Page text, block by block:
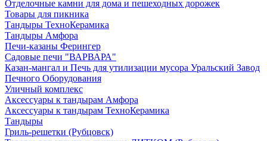
Отделочные камни для дома и пешеходных дорожек
Товары для пикника
Тандыры ТехноКерамика
Тандыры Амфора
Печи-казаны Ферингер
Садовые печи "ВАРВАРА"
Казан-мангал и Печь для утилизации мусора Уральский Завод
Печного Оборудования
Уличный комплекс
Аксессуары к тандырам Амфора
Аксессуары к тандырам ТехноКерамика
Тандыры
Гриль-решетки (Рубцовск)